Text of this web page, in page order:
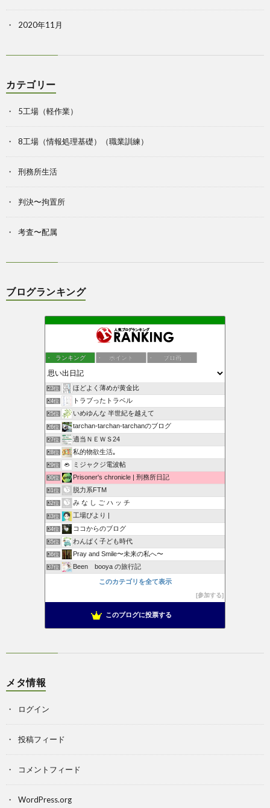
2020年11月
カテゴリー
5工場（軽作業）
8工場（情報処理基礎）（職業訓練）
刑務所生活
判決〜拘置所
考査〜配属
ブログランキング
ランキング ポイント ブロ画
23位 ほどよく薄めが黄金比
24位 トラブったトラベル
25位 いめゆんな 半世紀を越えて
26位 tarchan-tarchan-tarchanのブログ
27位 適当ＮＥＷＳ24
28位 私的物欲生活｡
29位 ミジャクジ電波帖
30位 Prisoner's chronicle | 刑務所日記
31位 脱力系FTM
32位 み な し ご ハ ッ チ
33位 工場びより |
34位 ココからのブログ
35位 わんぱく子ども時代
36位 Pray and Smile〜未来の私へ〜
37位 Been booya の旅行記
このカテゴリを全て表示
参加する
このブログに投票する
メタ情報
ログイン
投稿フィード
コメントフィード
WordPress.org